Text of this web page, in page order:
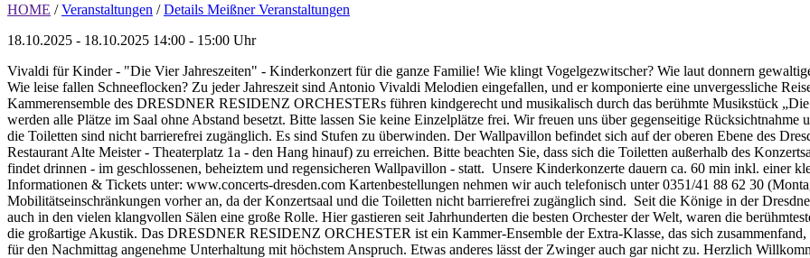
HOME / Veranstaltungen / Details Meißner Veranstaltungen
18.10.2025 - 18.10.2025 14:00 - 15:00 Uhr
Vivaldi für Kinder - "Die Vier Jahreszeiten" - Kinderkonzert für die ganze Familie! Wie klingt Vogelgezwitscher? Wie laut donnern
Wie leise fallen Schneeflocken? Zu jeder Jahreszeit sind Antonio Vivaldi Melodien eingefallen, und er komponierte eine unvergessliche
Kammerensemble des DRESDNER RESIDENZ ORCHESTERs führen kindgerecht und musikalisch durch das berühmte Musikstück
werden alle Plätze im Saal ohne Abstand besetzt. Bitte lassen Sie keine Einzelplätze frei. Wir freuen uns über gegenseitige
die Toiletten sind nicht barrierefrei zugänglich. Es sind Stufen zu überwinden. Der Wallpavillon befindet sich auf der oberen Ebene des
Restaurant Alte Meister - Theaterplatz 1a - den Hang hinauf) zu erreichen. Bitte beachten Sie, dass sich die Toiletten außerhalb des
findet drinnen - im geschlossenen, beheiztem und regensicheren Wallpavillon - statt. Unsere Kinderkonzerte dauern ca. 60 min inkl. einer
Informationen & Tickets unter: www.concerts-dresden.com Kartenbestellungen nehmen wir auch telefonisch unter 0351/41 88 62 30
Mobilitätseinschränkungen vorher an, da der Konzertsaal und die Toiletten nicht barrierefrei zugänglich sind. Seit die Könige in der
auch in den vielen klangvollen Sälen eine große Rolle. Hier gastieren seit Jahrhunderten die besten Orchester der Welt, waren die
die großartige Akustik. Das DRESDNER RESIDENZ ORCHESTER ist ein Kammer-Ensemble der Extra-Klasse, das sich
für den Nachmittag angenehme Unterhaltung mit höchstem Anspruch. Etwas anderes lässt der Zwinger auch gar nicht zu. Herzlich